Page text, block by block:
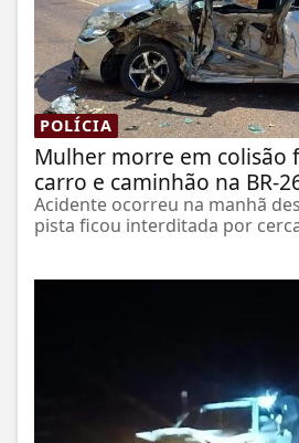
POLÍCIA
Mulher morre em colisão
carro e caminhão na BR-
Acidente ocorreu na manhã
pista ficou interditada por